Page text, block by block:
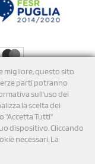
migliore, questo sito
parti potranno
sull’uso dei
la scelta dei
"Accetta Tutti"
dispositivo. Cliccando
necessari. La